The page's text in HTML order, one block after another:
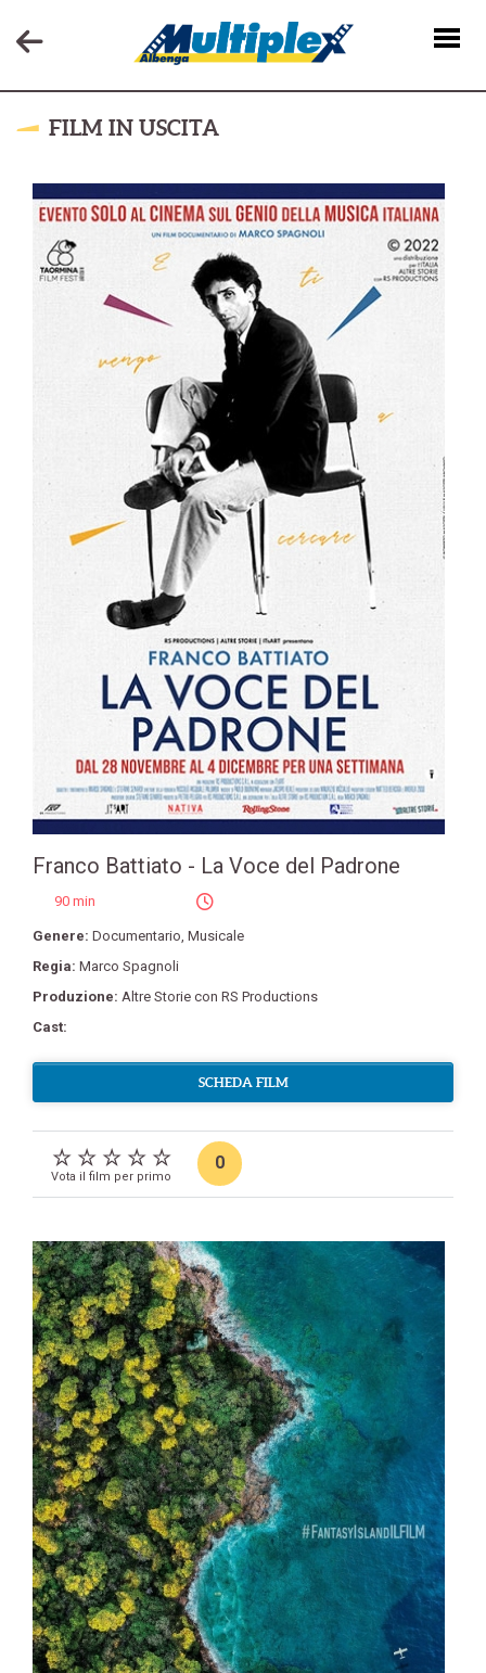
FILM IN USCITA
Franco Battiato - La Voce del Padrone
90 min
Genere: Documentario, Musicale
Regia: Marco Spagnoli
Produzione: Altre Storie con RS Productions
Cast:
SCHEDA FILM
Vota il film per primo
0